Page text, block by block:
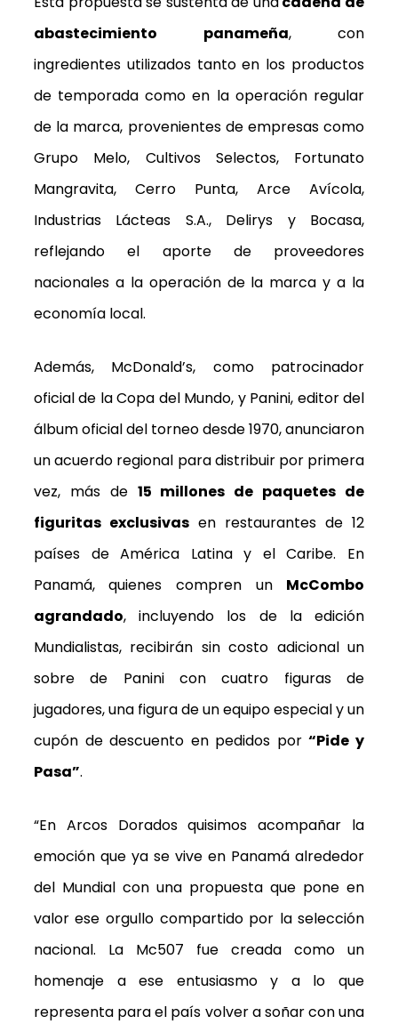
abastecimiento panameña, con
ingredientes utilizados tanto en los productos
de temporada como en la operación regular
de la marca, provenientes de empresas como
Grupo Melo, Cultivos Selectos, Fortunato
Mangravita, Cerro Punta, Arce Avícola,
Industrias Lácteas S.A., Delirys y Bocasa,
reflejando el aporte de proveedores
nacionales a la operación de la marca y a la
economía local.
Además, McDonald’s, como patrocinador
oficial de la Copa del Mundo, y Panini, editor del
álbum oficial del torneo desde 1970, anunciaron
un acuerdo regional para distribuir por primera
vez, más de 15 millones de paquetes de
figuritas exclusivasen restaurantes de 12
países de América Latina y el Caribe. En
Panamá, quienes compren un McCombo
agrandado, incluyendo los de la edición
Mundialistas, recibirán sin costo adicional un
sobre de Panini con cuatro figuras de
jugadores, una figura de un equipo especial y un
cupón de descuento en pedidos por“Pide y
Pasa”.
“En Arcos Dorados quisimos acompañar la
emoción que ya se vive en Panamá alrededor
del Mundial con una propuesta que pone en
valor ese orgullo compartido por la selección
nacional. La Mc507 fue creada como un
homenaje a ese entusiasmo y a lo que
representa para el país volver a soñar con una